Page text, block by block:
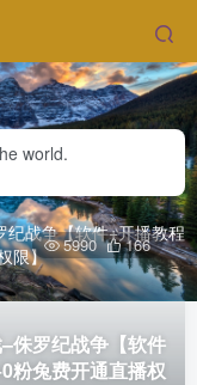
world.
侏罗纪战争【软件
粉兔费开通直播权
5990 166